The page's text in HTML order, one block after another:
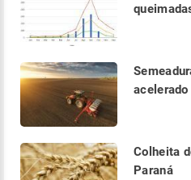
acelerado
Colheita
Paraná